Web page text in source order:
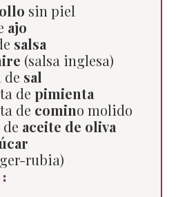
sin piel
ajo
salsa
(salsa inglesa)
de sal
de pimienta
de comino molido
aceite de oliva
rubia)